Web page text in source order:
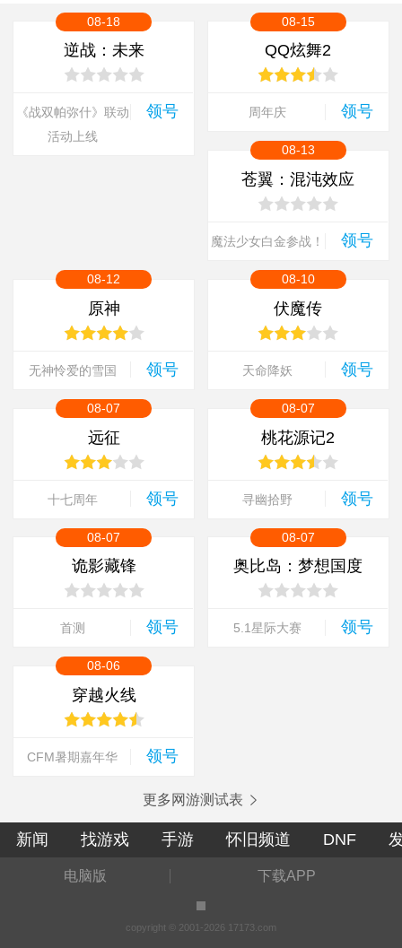
08-18
逆战：未来
《战双帕弥什》联动
活动上线
领号
08-15
QQ炫舞2
周年庆 领号
08-13
苍翼：混沌效应
魔法少女白金参战！ 领号
08-12
原神
无神怜爱的雪国 领号
08-10
伏魔传
天命降妖 领号
08-07
远征
十七周年 领号
08-07
桃花源记2
寻幽拾野 领号
08-07
诡影藏锋
首测 领号
08-07
奥比岛：梦想国度
5.1星际大赛 领号
08-06
穿越火线
CFM暑期嘉年华 领号
更多网游测试表
新闻 找游戏 手游 怀旧频道 DNF
电脑版 下载APP
copyright © 2001-2026 17173.com